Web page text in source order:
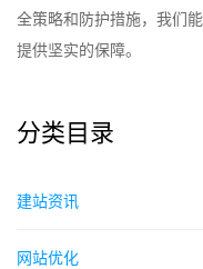
全策略和防护措施，我们
提供坚实的保障。
分类目录
建站资讯
网站优化